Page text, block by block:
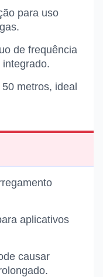
para uso
de frequência
metros, ideal
aplicativos
causar